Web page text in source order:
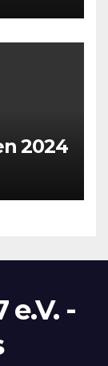
2024
e.V. -